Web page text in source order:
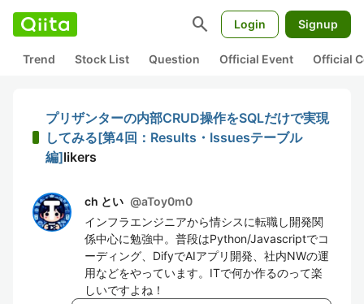
search Login Signup
Trend Stock List Question Official Event Official
プリザンターの内部CRUD操作をSQLだけで実現
してみる[第4回：Results・Issuesテーブル
編]likers
ch とい @aToy0m0
インフラエンジニアから情シスに転職し開発関
係中心に勉強中。普段はPython/Javascriptでコ
ーディング、DifyでAIアプリ開発、社内NWの運
用などをやっています。ITで何か作るのって楽
しいですよね！